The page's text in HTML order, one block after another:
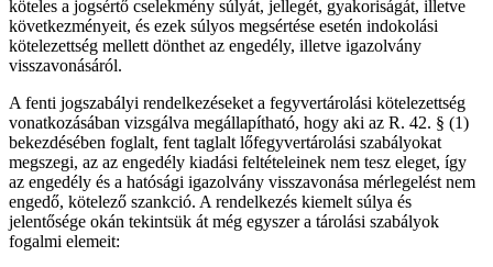
köteles a jogsértő cselekmény súlyát, jellegét, gyakoriságát, illetve
következményeit, és ezek súlyos megsértése esetén indokolási
kötelezettség mellett dönthet az engedély, illetve igazolvány
visszavonásáról.
A fenti jogszabályi rendelkezéseket a fegyvertárolási kötelezettség
vonatkozásában vizsgálva megállapítható, hogy aki az R. 42. § (1)
bekezdésében foglalt, fent taglalt lőfegyvertárolási szabályokat
megszegi, az az engedély kiadási feltételeinek nem tesz eleget, így
az engedély és a hatósági igazolvány visszavonása mérlegelést nem
engedő, kötelező szankció. A rendelkezés kiemelt súlya és
jelentősége okán tekintsük át még egyszer a tárolási szabályok
fogalmi elemeit: